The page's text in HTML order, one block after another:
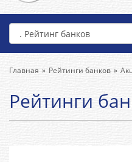
Главная Рейтинги банков
Рейтинги